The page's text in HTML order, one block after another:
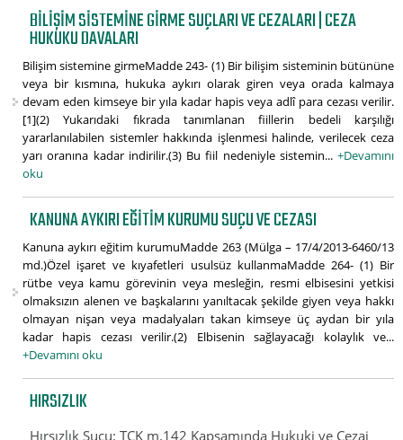
BILIŞIM SISTEMINE GIRME SUÇLARI VE CEZALARI | CEZA
HUKUKU DAVALARI
Bilişim sistemine girmeMadde 243- (1) Bir bilişim sisteminin bütününe
veya bir kısmına, hukuka aykırı olarak giren veya orada kalmaya
devam eden kimseye bir yıla kadar hapis veya adlî para cezası verilir.
[1](2) Yukarıdaki fıkrada tanımlanan fiillerin bedeli karşılığı
yararlanılabilen sistemler hakkında işlenmesi halinde, verilecek ceza
yarı oranına kadar indirilir.(3) Bu fiil nedeniyle sistemin... +Devamını
oku
KANUNA AYKIRI EĞITIM KURUMU SUÇU VE CEZASI
Kanuna aykırı eğitim kurumuMadde 263 (Mülga – 17/4/2013-6460/13
md.)Özel işaret ve kıyafetleri usulsüz kullanmaMadde 264- (1) Bir
rütbe veya kamu görevinin veya mesleğin, resmi elbisesini yetkisi
olmaksızın alenen ve başkalarını yanıltacak şekilde giyen veya hakkı
olmayan nişan veya madalyaları takan kimseye üç aydan bir yıla
kadar hapis cezası verilir.(2) Elbisenin sağlayacağı kolaylık ve...
+Devamını oku
HIRSIZLIK
Hırsızlık Suçu: TCK m.142 Kapsamında Hukuki ve Cezai